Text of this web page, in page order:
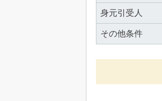
身元引受人
その他条件